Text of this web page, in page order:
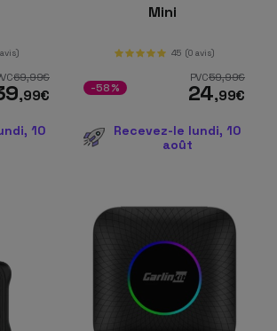
69,99€
,99€
10
Mini
45 (0 avis)
PVC59,99€
24,99€
-58%
Recevez-le lundi, 10
août